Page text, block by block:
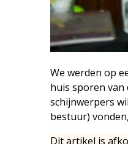
We werden op
huis sporen van
schijnwerpers
bestuur)
Dit artikel is